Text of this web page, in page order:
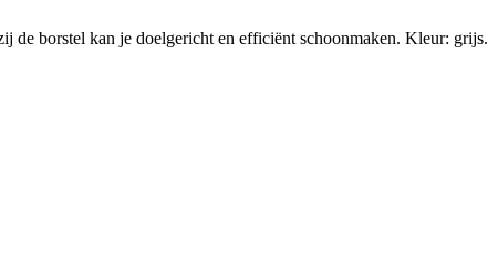
borstel kan je doelgericht en efficiënt schoonmaken. Kleur: grijs.